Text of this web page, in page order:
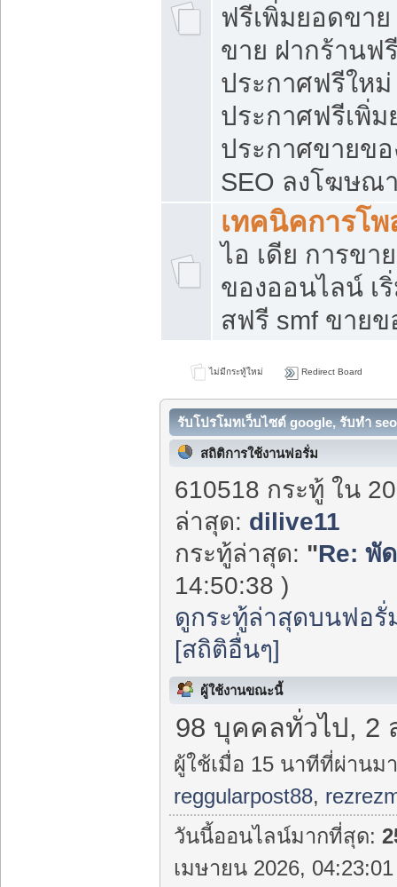
ฟรีเพิ่มยอดขา
ขาย ฝากร้านฟ
ประกาศฟรีใหม่
ประกาศฟรีเพิ่
ประกาศขายข
SEO ลงโฆษณ
เทคนิคการโ
ไอ เดีย การขา
ของออนไลน์ เ
สฟรี smf ขาย
ไม่มีกระทู้ใหม่ Redirect Board
รับโปรโมทเว็บไซต์ google, รับทำ
สถิติการใช้งานฟอรั่ม
610518 กระทู้ ใน
ล่าสุด: dilive11
กระทู้ล่าสุด: "Re: พั
14:50:38 )
ดูกระทู้ล่าสุดบนฟอรั่
[สถิติอื่นๆ]
ผู้ใช้งานขณะนี้
98 บุคคลทั่วไป, 2
ผู้ใช้เมื่อ 15 นาทีที่ผ่านม
reggularpost88,
วันนี้ออนไลน์มากที่สุด:
เมษายน 2026,